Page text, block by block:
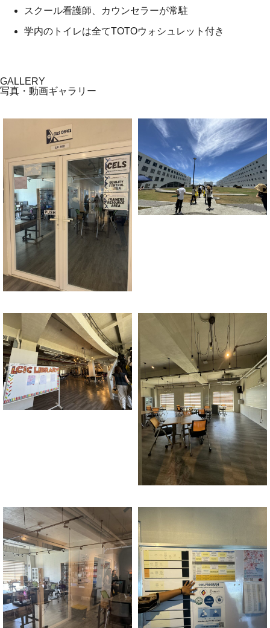
スクール看護師、カウンセラーが常駐
学内のトイレは全てTOTOウォシュレット付き
GALLERY
写真・動画ギャラリー